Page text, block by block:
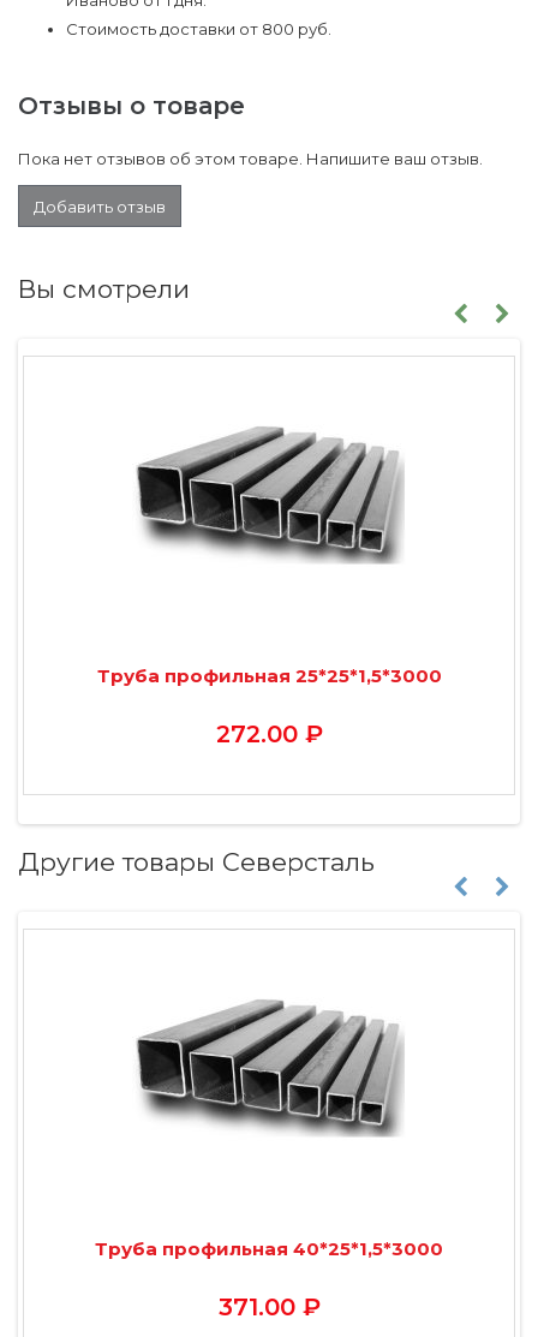
Стоимость доставки от 800 руб.
Отзывы о товаре
Пока нет отзывов об этом товаре. Напишите ваш отзыв.
Добавить отзыв
Вы смотрели
Труба профильная 25*25*1,5*3000
272.00 ₽
Другие товары Северсталь
Труба профильная 40*25*1,5*3000
371.00 ₽